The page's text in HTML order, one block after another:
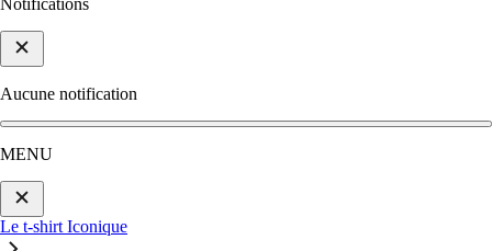
Aucune notification
MENU
Le t-shirt Iconique